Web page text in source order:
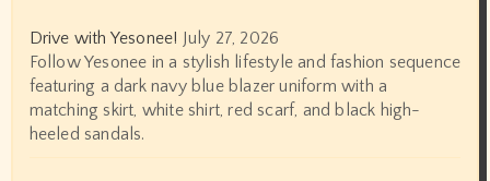
Drive with Yesonee! July 27, 2026
Follow Yesonee in a stylish lifestyle and fashion sequence
featuring a dark navy blue blazer uniform with a
matching skirt, white shirt, red scarf, and black high-
heeled sandals.